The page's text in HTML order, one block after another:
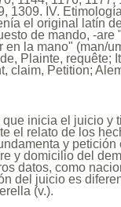
1309. IV.
el original latín
de mando, -
en la mano" (man/
Plainte, requête;
claim, Petition;
que inicia el juicio y
el relato de los
y
y domicilio del
datos, como
del juicio es
(v.).